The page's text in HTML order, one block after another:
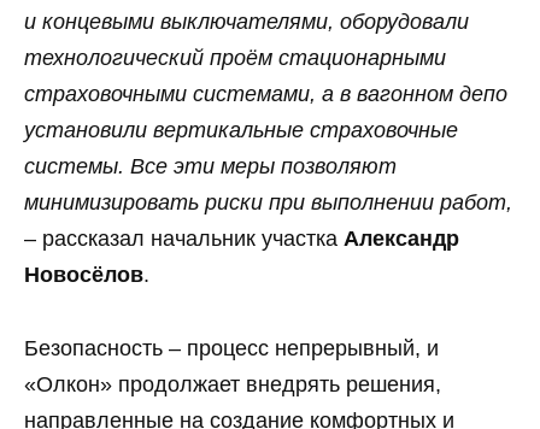
и концевыми выключателями, оборудовали
технологический проём стационарными
страховочными системами, а в вагонном депо
установили вертикальные страховочные
системы. Все эти меры позволяют
минимизировать риски при выполнении работ,
‒ рассказал начальник участка Александр
Новосёлов.
Безопасность ‒ процесс непрерывный, и
«Олкон» продолжает внедрять решения,
направленные на создание комфортных и